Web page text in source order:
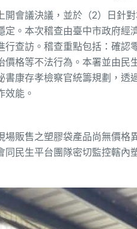
開會議決議，並於（2）日針
定。本次稽查由臺中市政府
行查訪。稽查重點包括：確
價格等不法行為。本署並由民
書康存孝檢察官統籌規劃，
效能。
場販售之塑膠袋產品尚無價
同民生平台團隊密切監控轄